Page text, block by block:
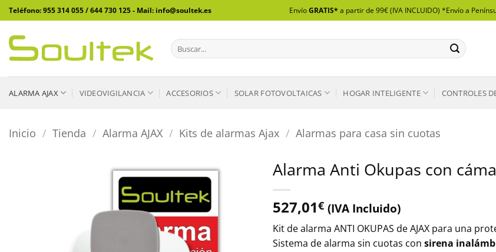
Saltar
al
contenido
Teléfono: 955 314 055 / 644 730 125 - Mail: info@soultek.es EnvíoGRATIS* a partir de 99€ (IVA INCLUIDO) *Envío a
Buscar
por:
ALARMA AJAX VIDEOVIGILANCIA ACCESORIOS SOLAR FOTOVOLTAICAS HOGAR INTELIGENTE CONTROLES
Inicio / Tienda / Alarma AJAX / Kits de alarmas Ajax / Alarmas para casa sin cuotas
Alarma Anti Okupas con
527,01€ (IVA Incluido)
Kit de alarma ANTI OKUPAS de AJAX para una
Sistema de alarma sin cuotas con sirena